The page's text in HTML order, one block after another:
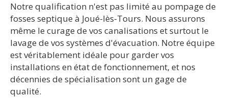
Notre qualification n'est pas limité au pompage de
fosses septique à Joué-lès-Tours. Nous assurons
même le curage de vos canalisations et surtout le
lavage de vos systèmes d'évacuation. Notre équipe
est véritablement idéale pour garder vos
installations en état de fonctionnement, et nos
décennies de spécialisation sont un gage de
qualité.